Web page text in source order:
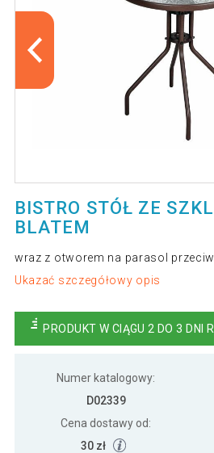
BISTRO STÓŁ ZE
BLATEM
wraz z otworem na parasol
Ukazać szczegółowy opis
PRODUKT W CIĄGU 2 DO 3 DNI
Numer katalogowy:
D02339
Cena dostawy od:
30 zł